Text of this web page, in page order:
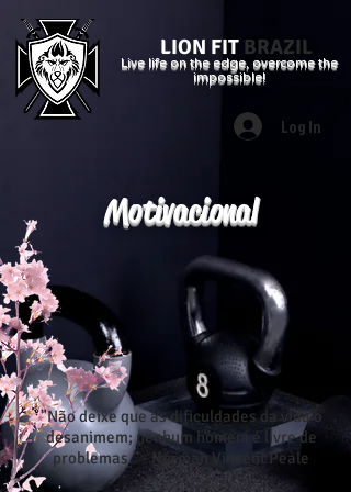
LION FIT BRAZIL
Live life on the edge, overcome the
impossible!
Log In
Motivacional
"Não deixe que as dificuldades da vida o
desanimem; nenhum homem é livre de
problemas." - Norman Vincent Peale